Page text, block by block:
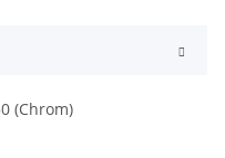
(Chrom)